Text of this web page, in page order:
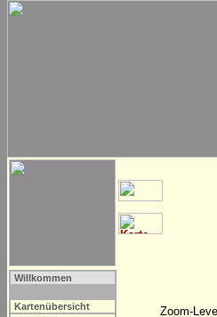
Willkommen
Kartenübersicht
Zoom-